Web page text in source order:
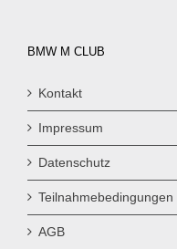
BMW M CLUB
Kontakt
Impressum
Datenschutz
Teilnahmebedingungen
AGB